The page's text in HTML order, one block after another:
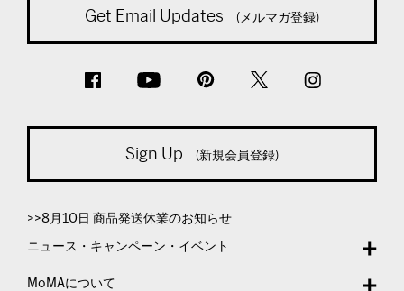
Get Email Updates (メルマガ登録)
Sign Up (新規会員登録)
>>8月10日 商品発送休業のお知らせ
ニュース・キャンペーン・イベント
MoMAについて